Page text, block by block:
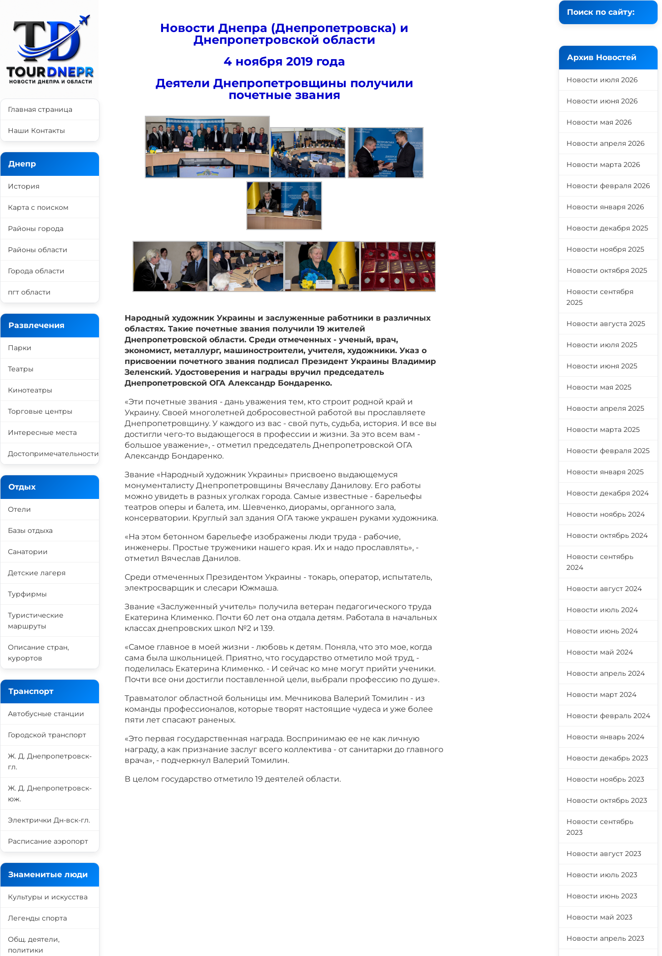
Новости Днепра (Днепропетровска) и
Днепропетровской области
4 ноября 2019 года
Деятели Днепропетровщины получили
почетные звания
Народный художник Украины и заслуженные работники в различных
областях. Такие почетные звания получили 19 жителей
Днепропетровской области. Среди отмеченных - ученый, врач,
экономист, металлург, машиностроители, учителя, художники. Указ о
присвоении почетного звания подписал Президент Украины Владимир
Зеленский. Удостоверения и награды вручил председатель
Днепропетровской ОГА Александр Бондаренко.
«Эти почетные звания - дань уважения тем, кто строит родной край и
Украину. Своей многолетней добросовестной работой вы прославляете
Днепропетровщину. У каждого из вас - свой путь, судьба, история. И все вы
достигли чего-то выдающегося в профессии и жизни. За это всем вам -
большое уважение», - отметил председатель Днепропетровской ОГА
Александр Бондаренко.
Звание «Народный художник Украины» присвоено выдающемуся
монументалисту Днепропетровщины Вячеславу Данилову. Его работы
можно увидеть в разных уголках города. Самые известные - барельефы
театров оперы и балета, им. Шевченко, диорамы, органного зала,
консерватории. Круглый зал здания ОГА также украшен руками художника.
«На этом бетонном барельефе изображены люди труда - рабочие,
инженеры. Простые труженики нашего края. Их и надо прославлять», -
отметил Вячеслав Данилов.
Среди отмеченных Президентом Украины - токарь, оператор, испытатель,
электросварщик и слесари Южмаша.
Звание «Заслуженный учитель» получила ветеран педагогического труда
Екатерина Клименко. Почти 60 лет она отдала детям. Работала в начальных
классах днепровских школ №2 и 139.
«Самое главное в моей жизни - любовь к детям. Поняла, что это мое, когда
сама была школьницей. Приятно, что государство отметило мой труд, -
поделилась Екатерина Клименко. - И сейчас ко мне могут прийти ученики.
Почти все они достигли поставленной цели, выбрали профессию по душе».
Травматолог областной больницы им. Мечникова Валерий Томилин - из
команды профессионалов, которые творят настоящие чудеса и уже более
пяти лет спасают раненых.
«Это первая государственная награда. Воспринимаю ее не как личную
награду, а как признание заслуг всего коллектива - от санитарки до главного
врача», - подчеркнул Валерий Томилин.
В целом государство отметило 19 деятелей области.
Главная страница
Наши Контакты
Днепр
История
Карта с поиском
Районы города
Районы области
Города области
пгт области
Развлечения
Парки
Театры
Кинотеатры
Торговые центры
Интересные места
Достопримечательности
Отдых
Отели
Базы отдыха
Санатории
Детские лагеря
Турфирмы
Туристические
маршруты
Описание стран,
курортов
Транспорт
Автобусные станции
Городской транспорт
Ж. Д. Днепропетровск-
гл.
Ж. Д. Днепропетровск-
юж.
Электрички Дн-вск-гл.
Расписание аэропорт
Знаменитые люди
Культуры и искусства
Легенды спорта
Общ. деятели,
политики
Поиск по сайту:
Архив Новостей
Новости июля 2026
Новости июня 2026
Новости мая 2026
Новости апреля 2026
Новости марта 2026
Новости февраля 2026
Новости января 2026
Новости декабря 2025
Новости ноября 2025
Новости октября 2025
Новости сентября
2025
Новости августа 2025
Новости июля 2025
Новости июня 2025
Новости мая 2025
Новости апреля 2025
Новости марта 2025
Новости февраля 2025
Новости января 2025
Новости декабря 2024
Новости ноябрь 2024
Новости октябрь 2024
Новости сентябрь
2024
Новости август 2024
Новости июль 2024
Новости июнь 2024
Новости май 2024
Новости апрель 2024
Новости март 2024
Новости февраль 2024
Новости январь 2024
Новости декабрь 2023
Новости ноябрь 2023
Новости октябрь 2023
Новости сентябрь
2023
Новости август 2023
Новости июль 2023
Новости июнь 2023
Новости май 2023
Новости апрель 2023